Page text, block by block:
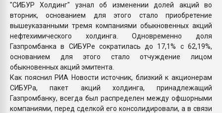
"СИБУР Холдинг" узнал об изменении долей акций во
вторник, основанием для этого стало приобретение
вышеуказанными тремя компаниями обыкновенных акций
нефтехимического холдинга. Одновременно доля
Газпромбанка в СИБУРе сократилась до 17,1% с 62,19%,
основанием для этого стало отчуждение лицом
обыкновенных акций эмитента.
Как пояснил РИА Новости источник, близкий к акционерам
СИБУРа, пакет акций холдинга, принадлежащий
Газпромбанку, всегда был распределен между офшорными
компаниями, перед сделкой его консолидировали, а в связи